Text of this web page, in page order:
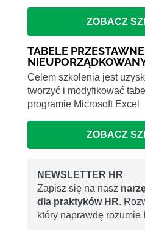
ZOBACZ
TABELE
Celem szkolenia jest
tworzyć i modyfikować
programie Microsoft Excel
ZOBACZ
NEWSLETTER HR
Zapisz się na nasz
dla praktyków HR.
który naprawdę rozumie